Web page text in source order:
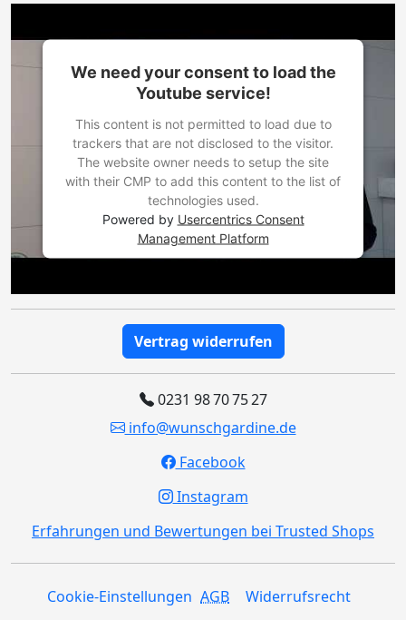
We need your consent to load the
Youtube service!
This content is not permitted to load due to
trackers that are not disclosed to the visitor.
The website owner needs to setup the site
with their CMP to add this content to the list of
technologies used.
Powered by Usercentrics Consent
Management Platform
Vertrag widerrufen
0231 98 70 75 27
info@wunschgardine.de
Facebook
Instagram
Erfahrungen und Bewertungen bei Trusted Shops
Cookie-Einstellungen AGB Widerrufsrecht